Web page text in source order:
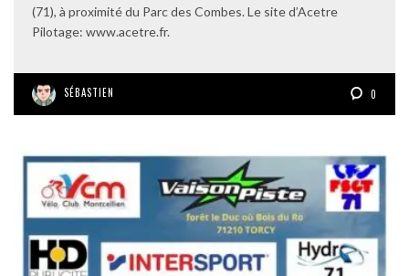
(71), à proximité du Parc des Combes. Le site d’Acetre
Pilotage: www.acetre.fr.
SÉBASTIEN 0